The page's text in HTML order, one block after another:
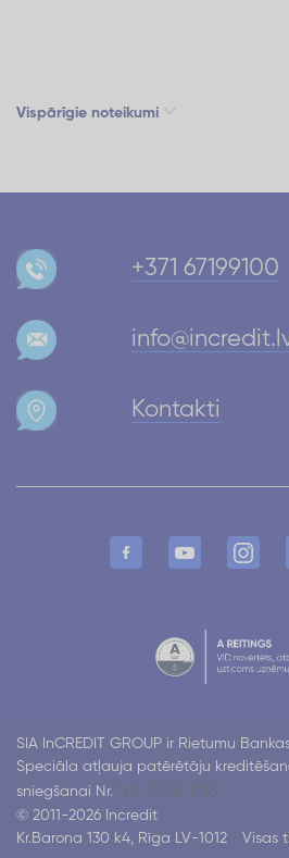
Vispārīgie noteikumi
+371 67199100
Kontakti
SIA InCREDIT GROUP ir Rietumu
Speciāla atļauja patērētāju
sniegšanai Nr. NK-2016-018.
© 2011-2026 Incredit
Kr.Barona 130 k4, Rīga LV-1012
Visas